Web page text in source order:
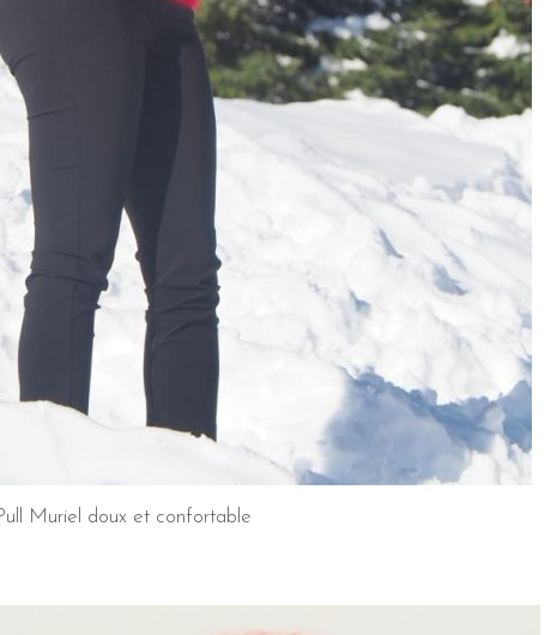
Muriel doux et confortable